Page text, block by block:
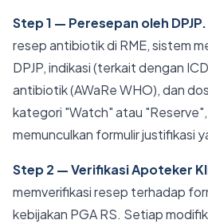
Step 1 — Peresepan oleh DPJP.
resep antibiotik di RME, sistem
DPJP, indikasi (terkait dengan
antibiotik (AWaRe WHO), dan
kategori "Watch" atau
memunculkan formulir justifikasi
Step 2 — Verifikasi Apoteker
memverifikasi resep terhadap
kebijakan PGA RS. Setiap